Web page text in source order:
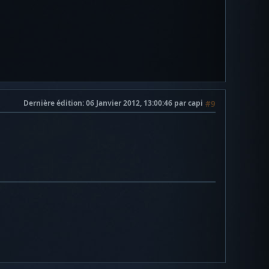
#9
Dernière édition: 06 Janvier 2012, 13:00:46 par capi